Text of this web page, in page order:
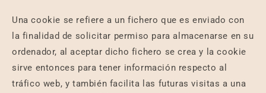
Una cookie se refiere a un fichero que es enviado con
la finalidad de solicitar permiso para almacenarse en su
ordenador, al aceptar dicho fichero se crea y la cookie
sirve entonces para tener información respecto al
tráfico web, y también facilita las futuras visitas a una